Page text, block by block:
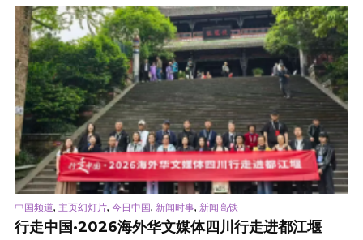
中国频道, 主页幻灯片, 今日中国, 新闻时事, 新闻高铁
行走中国·2026海外华文媒体四川行走进都江堰